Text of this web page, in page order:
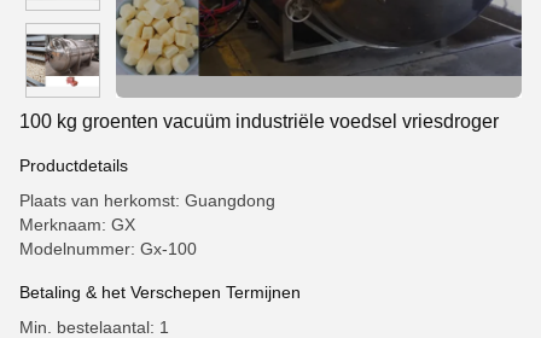
100 kg groenten vacuüm industriële voedsel vriesdroger
Productdetails
Plaats van herkomst: Guangdong
Merknaam: GX
Modelnummer: Gx-100
Betaling & het Verschepen Termijnen
Min. bestelaantal: 1